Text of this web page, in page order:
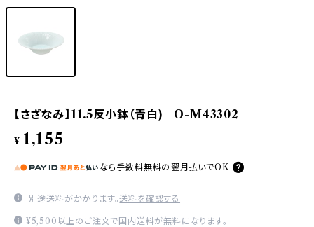
【さざなみ】11.5反小鉢（青白) O-M43302
¥ 1,155
なら 手数料無料の 翌月払いでOK
別途送料がかかります。送料を確認する
¥5,500以上のご注文で国内送料が無料になります。